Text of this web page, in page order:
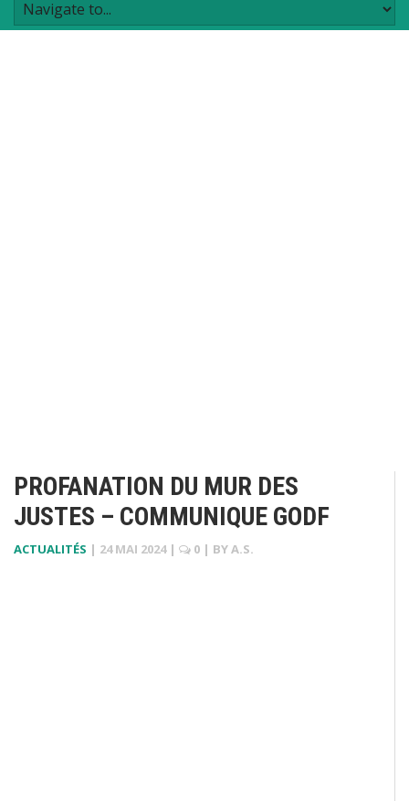
PROFANATION DU MUR DES
JUSTES – COMMUNIQUE GODF
ACTUALITÉS | 24 MAI 2024 | 0 | BYA.S.